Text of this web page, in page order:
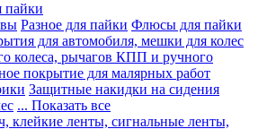
пайки
Разное для пайки Флюсы для пайки
для автомобиля, мешки для колес
колеса, рычагов КПП и ручного
покрытие для малярных работ
Защитные накидки на сидения
... Показать все
клейкие ленты, сигнальные ленты,